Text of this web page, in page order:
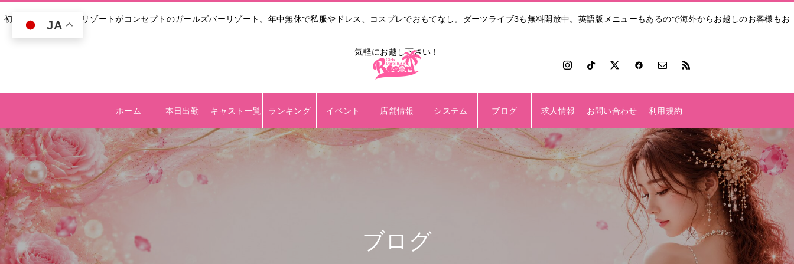
初回30分無料｜高級リゾートがコンセプトのガールズバーリゾート。年中無休で私服やドレス、コスプレでおもてなし。ダーツライブ3も無料開放中。英語版メニューもあるので海外からお越しのお客様もお
気軽にお越し下さい！
ホーム 本日出勤 キャスト一覧 ランキング イベント 店舗情報 システム ブログ 求人情報 お問い合わせ 利用規約
ブログ
JA